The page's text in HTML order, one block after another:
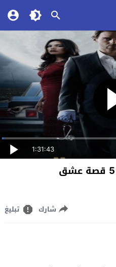
1:31:43
شارك تبليغ